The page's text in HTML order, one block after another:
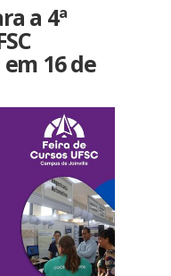
a 4ª
16 de